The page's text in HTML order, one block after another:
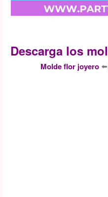
Descarga los
Molde flor joyero ⬅️